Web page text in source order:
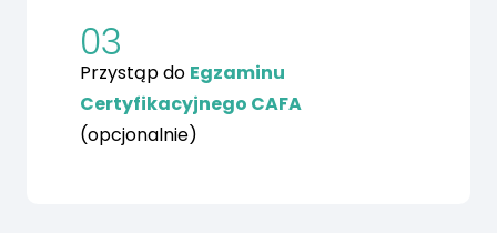
03
Przystąp do Egzaminu
Certyfikacyjnego CAFA
(opcjonalnie)